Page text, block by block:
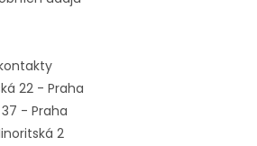
22 - Praha
- Praha
2